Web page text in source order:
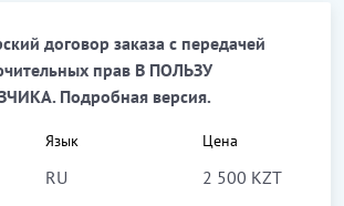
договор заказа с передачей
прав В ПОЛЬЗУ
Подробная версия.
Язык
RU
Цена
2 500 KZT